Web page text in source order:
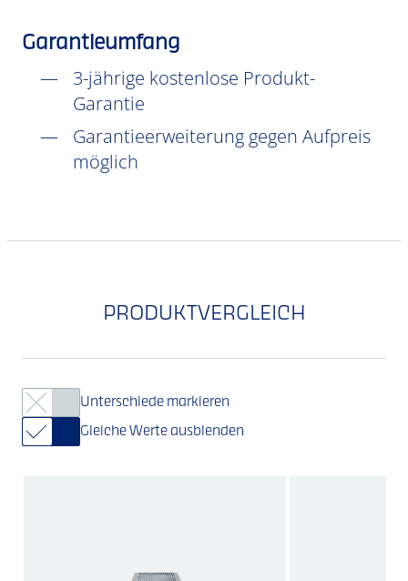
Garantieumfang
3-jährige kostenlose Produkt-
Garantie
Garantieerweiterung gegen Aufpreis
möglich
PRODUKTVERGLEICH
Unterschiede markieren
Gleiche Werte ausblenden